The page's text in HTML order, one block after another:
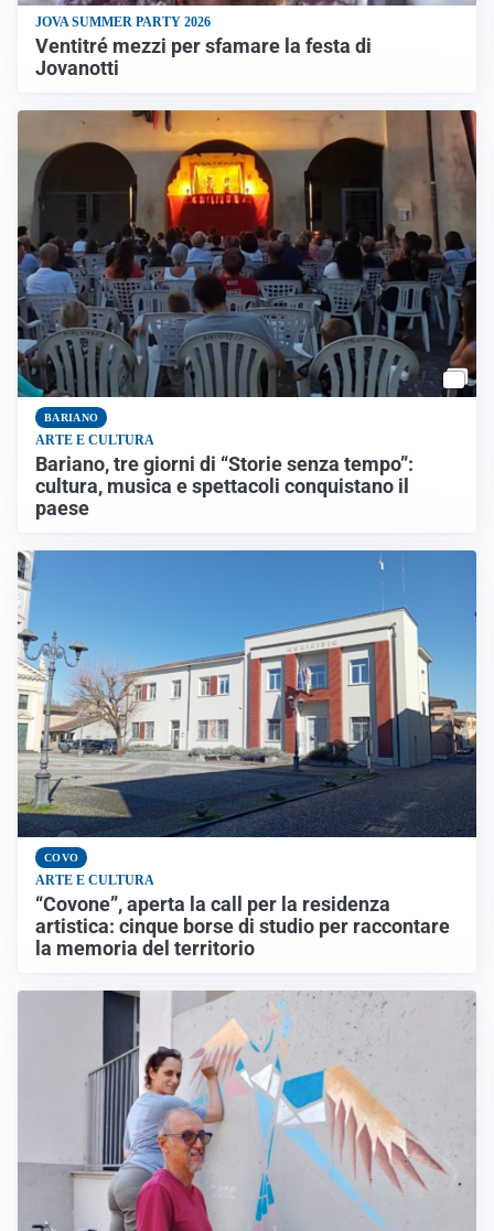
JOVA SUMMER PARTY 2026
Ventitré mezzi per sfamare la festa di
Jovanotti
BARIANO
ARTE E CULTURA
Bariano, tre giorni di “Storie senza tempo”:
cultura, musica e spettacoli conquistano il
paese
COVO
ARTE E CULTURA
“Covone”, aperta la call per la residenza
artistica: cinque borse di studio per raccontare
la memoria del territorio